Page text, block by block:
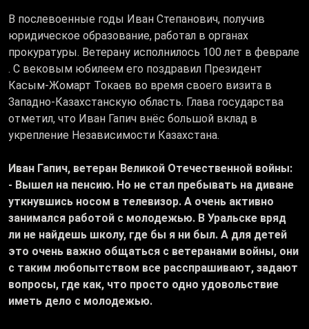
В послевоенные годы Иван Степанович, получив
юридическое образование, работал в органах
прокуратуры. Ветерану исполнилось 100 лет в феврале
. С вековым юбилеем его поздравил Президент
Касым-Жомарт Токаев во время своего визита в
Западно-Казахстанскую область. Глава государства
отметил, что Иван Гапич внёс большой вклад в
укрепление Независимости Казахстана.
Иван Гапич, ветеран Великой Отечественной войны:
- Вышел на пенсию. Но не стал пребывать на диване
уткнувшись носом в телевизор. А очень активно
занимался работой с молодежью. В Уральске вряд
ли не найдешь школу, где бы я ни был. А для детей
это очень важно общаться с ветеранами войны, они
с таким любопытством все расспрашивают, задают
вопросы, где как, что просто одно удовольствие
иметь дело с молодежью.